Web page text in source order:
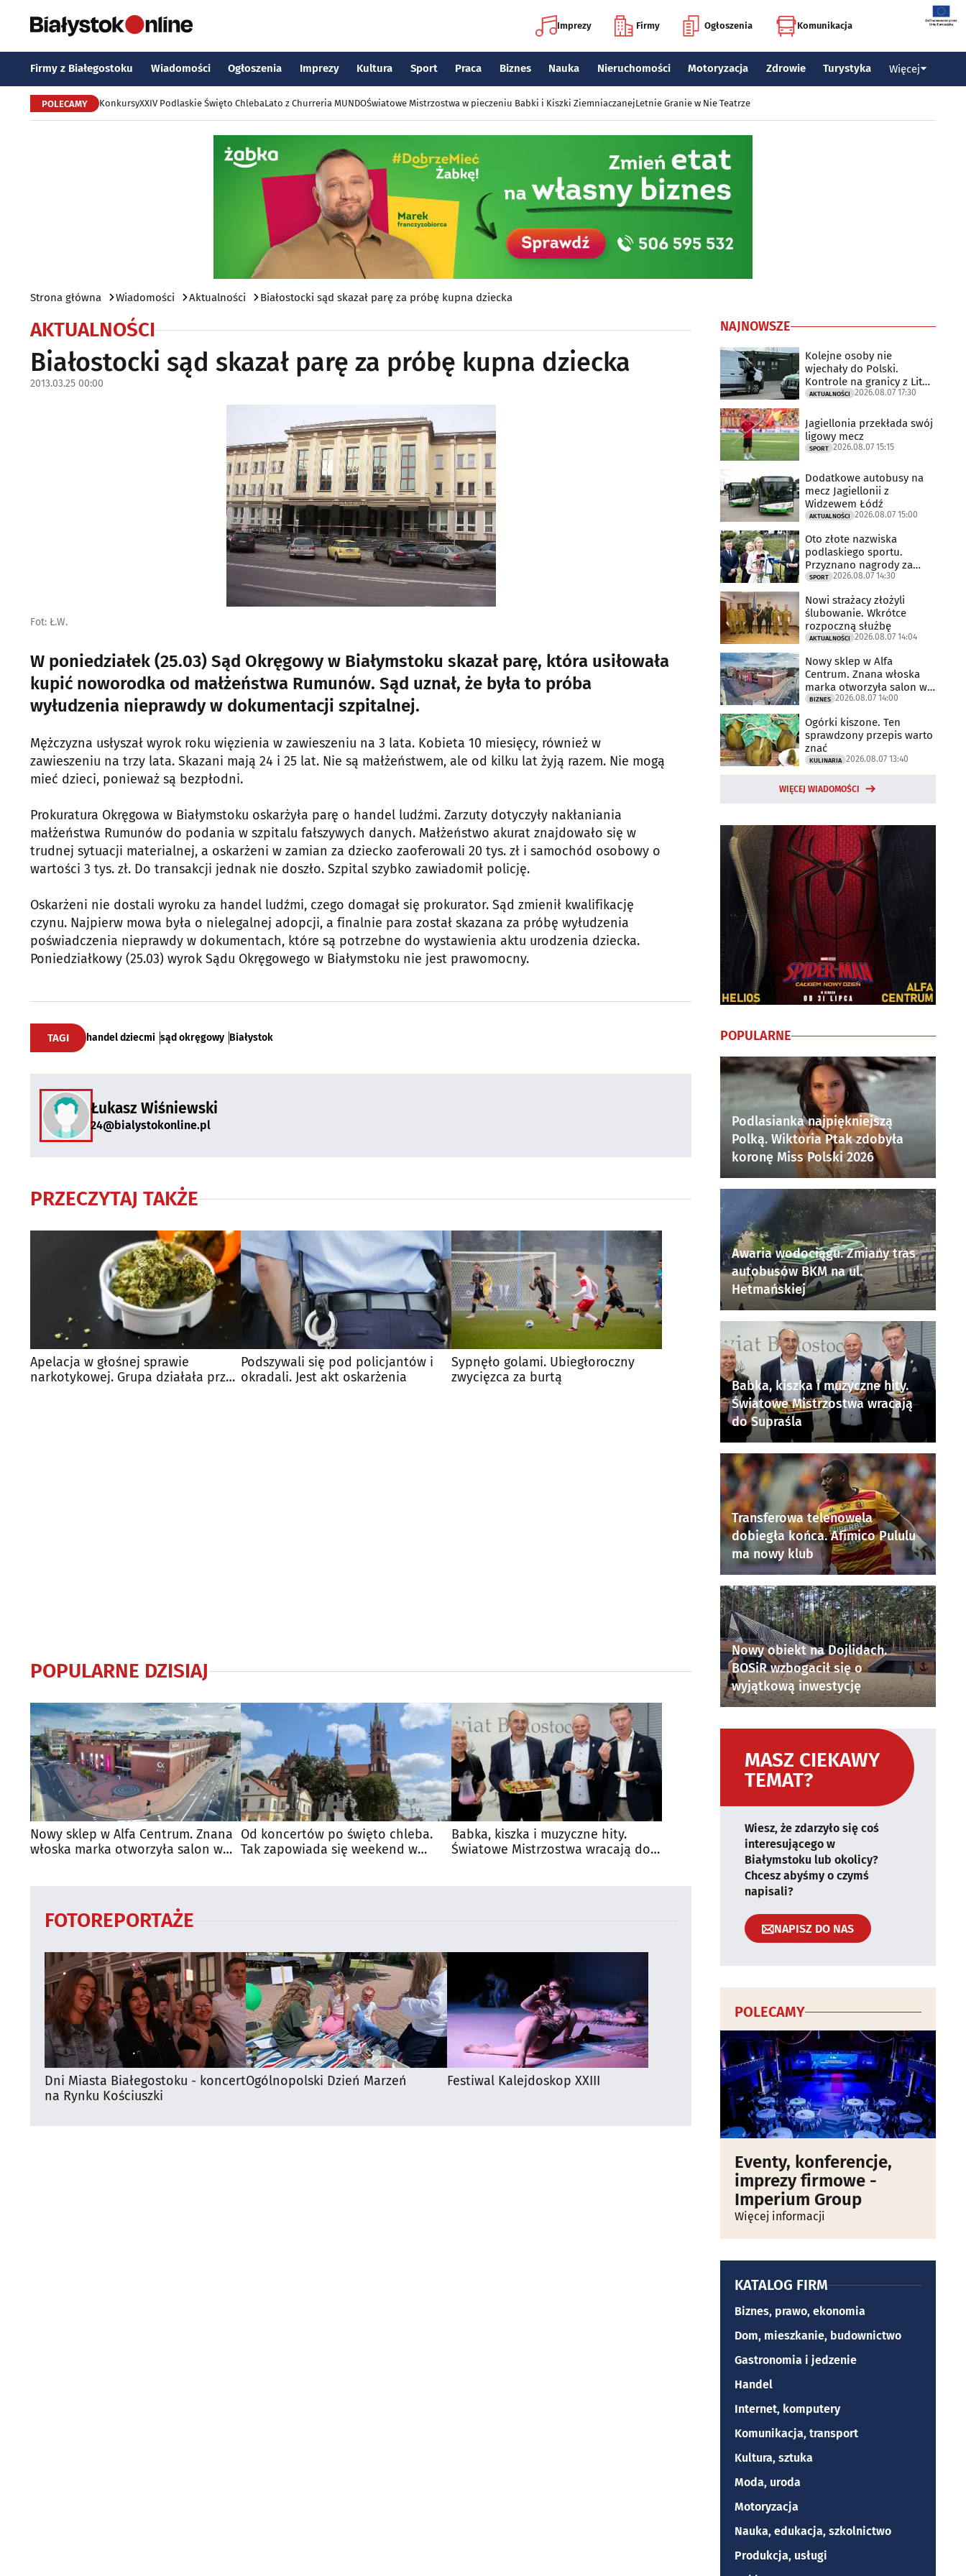
Imprezy Firmy Ogłoszenia Komunikacja
Firmy z Białegostoku Wiadomości Ogłoszenia Imprezy Kultura Sport Praca Biznes Nauka Nieruchomości Motoryzacja Zdrowie Turystyka Więcej
POLECAMY KonkursyXXIV Podlaskie Święto ChlebaLato z Churreria MUNDOŚwiatowe Mistrzostwa w pieczeniu Babki i Kiszki ZiemniaczanejLetnie Granie w Nie Teatrze
Strona główna Wiadomości Aktualności Białostocki sąd skazał parę za próbę kupna dziecka
AKTUALNOŚCI
Białostocki sąd skazał parę za próbę kupna dziecka
2013.03.25 00:00
Fot: Ł.W.
W poniedziałek (25.03) Sąd Okręgowy w Białymstoku skazał parę, która usiłowała
kupić noworodka od małżeństwa Rumunów. Sąd uznał, że była to próba
wyłudzenia nieprawdy w dokumentacji szpitalnej.
Mężczyzna usłyszał wyrok roku więzienia w zawieszeniu na 3 lata. Kobieta 10 miesięcy, również w
zawieszeniu na trzy lata. Skazani mają 24 i 25 lat. Nie są małżeństwem, ale od kilku lat żyją razem. Nie mogą
mieć dzieci, ponieważ są bezpłodni.
Prokuratura Okręgowa w Białymstoku oskarżyła parę o handel ludźmi. Zarzuty dotyczyły nakłaniania
małżeństwa Rumunów do podania w szpitalu fałszywych danych. Małżeństwo akurat znajdowało się w
trudnej sytuacji materialnej, a oskarżeni w zamian za dziecko zaoferowali 20 tys. zł i samochód osobowy o
wartości 3 tys. zł. Do transakcji jednak nie doszło. Szpital szybko zawiadomił policję.
Oskarżeni nie dostali wyroku za handel ludźmi, czego domagał się prokurator. Sąd zmienił kwalifikację
czynu. Najpierw mowa była o nielegalnej adopcji, a finalnie para został skazana za próbę wyłudzenia
poświadczenia nieprawdy w dokumentach, które są potrzebne do wystawienia aktu urodzenia dziecka.
Poniedziałkowy (25.03) wyrok Sądu Okręgowego w Białymstoku nie jest prawomocny.
TAGI handel dziecmi sąd okręgowy Białystok
Łukasz Wiśniewski
24@bialystokonline.pl
PRZECZYTAJ TAKŻE
Apelacja w głośnej sprawie
narkotykowej. Grupa działała przez
Podszywali się pod policjantów i
okradali. Jest akt oskarżenia
Sypnęło golami. Ubiegłoroczny
zwycięzca za burtą
POPULARNE DZISIAJ
Nowy sklep w Alfa Centrum. Znana
włoska marka otworzyła salon w
Od koncertów po święto chleba.
Tak zapowiada się weekend w
Babka, kiszka i muzyczne hity.
Światowe Mistrzostwa wracają do
FOTOREPORTAŻE
Dni Miasta Białegostoku - koncert
na Rynku Kościuszki
Ogólnopolski Dzień Marzeń Festiwal Kalejdoskop XXIII
NAJNOWSZE
Kolejne osoby nie
wjechały do Polski.
Kontrole na granicy z Litwą
trwają
AKTUALNOŚCI 2026.08.07 17:30
Jagiellonia przekłada swój
ligowy mecz
SPORT 2026.08.07 15:15
Dodatkowe autobusy na
mecz Jagiellonii z
Widzewem Łódź
AKTUALNOŚCI 2026.08.07 15:00
Oto złote nazwiska
podlaskiego sportu.
Przyznano nagrody za
2025 rok
SPORT 2026.08.07 14:30
Nowi strażacy złożyli
ślubowanie. Wkrótce
rozpoczną służbę
AKTUALNOŚCI 2026.08.07 14:04
Nowy sklep w Alfa
Centrum. Znana włoska
marka otworzyła salon w
Białymstoku
BIZNES 2026.08.07 14:00
Ogórki kiszone. Ten
sprawdzony przepis warto
znać
KULINARIA 2026.08.07 13:40
WIĘCEJ WIADOMOŚCI
POPULARNE
Podlasianka najpiękniejszą
Polką. Wiktoria Ptak zdobyła
koronę Miss Polski 2026
Awaria wodociągu. Zmiany tras
autobusów BKM na ul.
Hetmańskiej
Babka, kiszka i muzyczne hity.
Światowe Mistrzostwa wracają
do Supraśla
Transferowa telenowela
dobiegła końca. Afimico Pululu
ma nowy klub
Nowy obiekt na Dojlidach.
BOSiR wzbogacił się o
wyjątkową inwestycję
MASZ CIEKAWY
TEMAT?
Wiesz, że zdarzyło się coś
interesującego w
Białymstoku lub okolicy?
Chcesz abyśmy o czymś
napisali?
NAPISZ DO NAS
POLECAMY
Eventy, konferencje,
imprezy firmowe -
Imperium Group
Więcej informacji
KATALOG FIRM
Biznes, prawo, ekonomia
Dom, mieszkanie, budownictwo
Gastronomia i jedzenie
Handel
Internet, komputery
Komunikacja, transport
Kultura, sztuka
Moda, uroda
Motoryzacja
Nauka, edukacja, szkolnictwo
Produkcja, usługi